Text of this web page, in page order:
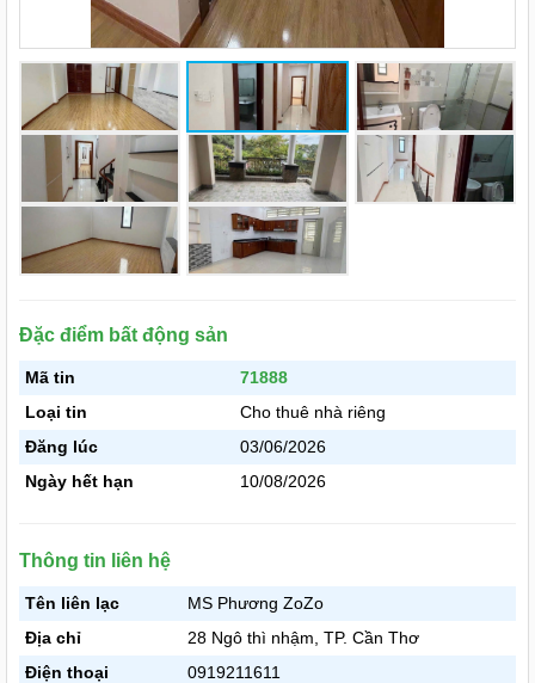
Đặc điểm bất động sản
Mã tin
71888
Loại tin
Cho thuê nhà riêng
Đăng lúc
03/06/2026
Ngày hết hạn
10/08/2026
Thông tin liên hệ
Tên liên lạc
MS Phương ZoZo
Địa chỉ
28 Ngô thì nhậm, TP. Cần Thơ
Điện thoại
0919211611